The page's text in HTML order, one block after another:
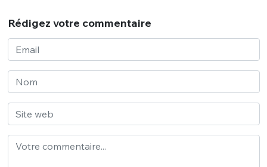
Rédigez votre commentaire